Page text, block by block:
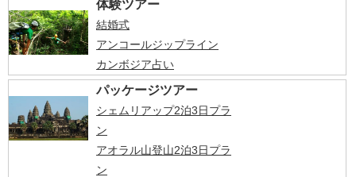
体験ツアー
結婚式
アンコールジップライン
カンボジア占い
パッケージツアー
シェムリアップ2泊3日プラ
ン
アオラル山登山2泊3日プラ
ン